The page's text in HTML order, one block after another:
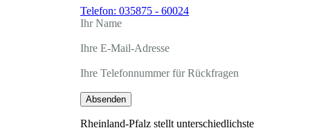
Telefon: 035875 - 60024
Ihr Name
Ihre E-Mail-Adresse
Ihre Telefonnummer für Rückfragen
Absenden
Rheinland-Pfalz stellt unterschiedlichste